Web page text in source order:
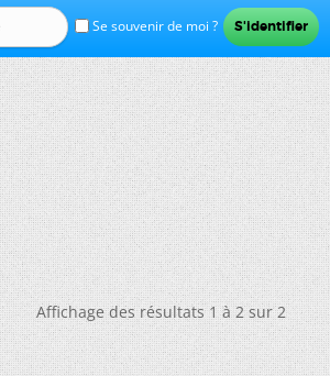
Se souvenir de moi ?
Affichage des résultats 1 à 2 sur 2